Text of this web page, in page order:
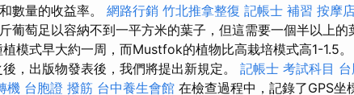
數量的收益率。 網路行銷 竹北推拿整復 記帳士 補習 按摩
葡萄足以容納不到一平方米的葉子，但這需要一個半以上的
模式早大約一周，而Mustfok的植物比高栽培模式高1-1.5
，出版物發表後，我們將提出新規定。 記帳士 考試科目
機 台胞證 撥筋 台中養生會館 在檢查過程中，記錄了GPS坐